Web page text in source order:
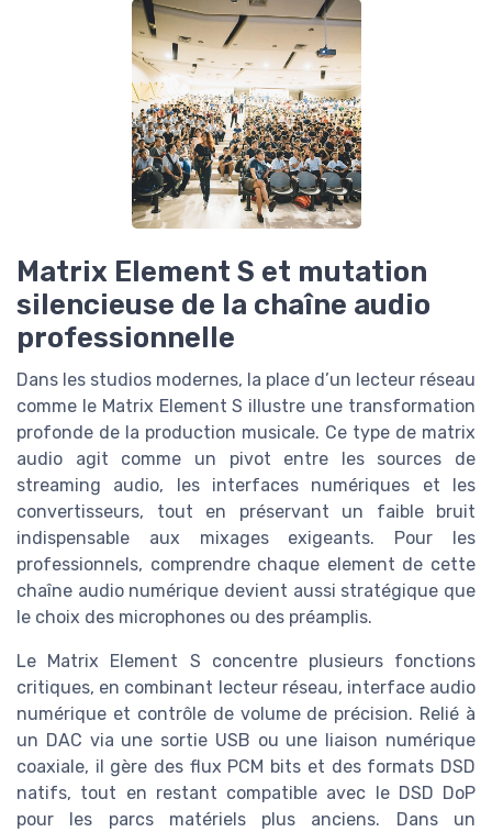
Matrix Element S et mutation
silencieuse de la chaîne audio
professionnelle
Dans les studios modernes, la place d’un lecteur réseau
comme le Matrix Element S illustre une transformation
profonde de la production musicale. Ce type de matrix
audio agit comme un pivot entre les sources de
streaming audio, les interfaces numériques et les
convertisseurs, tout en préservant un faible bruit
indispensable aux mixages exigeants. Pour les
professionnels, comprendre chaque element de cette
chaîne audio numérique devient aussi stratégique que
le choix des microphones ou des préamplis.
Le Matrix Element S concentre plusieurs fonctions
critiques, en combinant lecteur réseau, interface audio
numérique et contrôle de volume de précision. Relié à
un DAC via une sortie USB ou une liaison numérique
coaxiale, il gère des flux PCM bits et des formats DSD
natifs, tout en restant compatible avec le DSD DoP
pour les parcs matériels plus anciens. Dans un